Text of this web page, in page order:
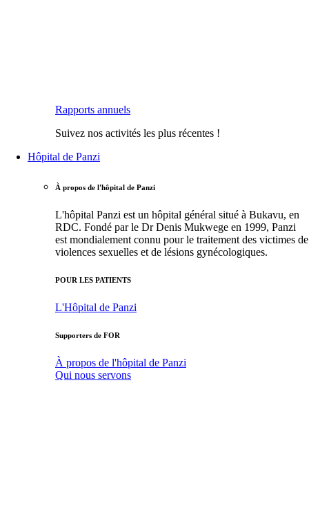
Rapports annuels
Suivez nos activités les plus récentes !
Hôpital de Panzi
À propos de l'hôpital de Panzi
L'hôpital Panzi est un hôpital général situé à Bukavu, en
RDC. Fondé par le Dr Denis Mukwege en 1999, Panzi
est mondialement connu pour le traitement des victimes de
violences sexuelles et de lésions gynécologiques.
POUR LES PATIENTS
L'Hôpital de Panzi
Supporters de FOR
À propos de l'hôpital de Panzi
Qui nous servons